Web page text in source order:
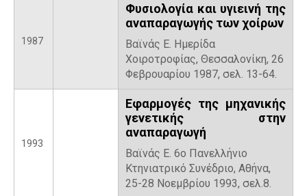
1987
Φυσιολογία και υγιεινή της
αναπαραγωγής των χοίρων
Βαϊνάς E. Ημερίδα
Χοιροτροφίας, Θεσσαλονίκη, 26
Φεβρουαρίου 1987, σελ. 13-64.
1993
Εφαρμογές της μηχανικής
γενετικής στην
αναπαραγωγή
Βαϊνάς E. 6ο Πανελλήνιο
Κτηνιατρικό Συνέδριο, Αθήνα,
25-28 Νοεμβρίου 1993, σελ.8.